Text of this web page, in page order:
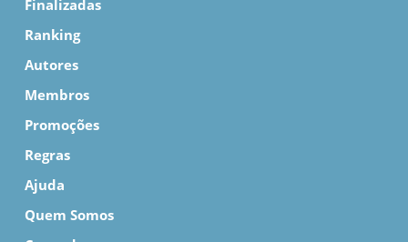
Finalizadas
Ranking
Autores
Membros
Promoções
Regras
Ajuda
Quem Somos